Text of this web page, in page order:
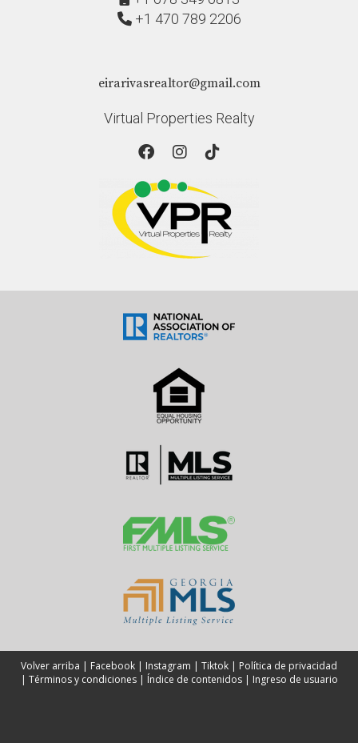
¿Qué tipo de propiedades son más populares
Las casas unifamiliares suelen ser muy populares entre
para crecer como familia y disfrutar del tiempo juntos al
aire libre. Recuerda que si tienes preguntas adicionales o
necesitas ayuda personalizada sobre el proceso de
compra de vivienda, Eira Rivas está aquí para guiarte
cada paso del camino hacia tu nuevo hogar soñador.
+1 470 789 2206
eirarivasrealtor@gmail.com
Virtual Properties Realty
Volver arriba | Facebook | Instagram | Tiktok | Política de privacidad
| Términos y condiciones| Índice de contenidos| Ingreso de usuario